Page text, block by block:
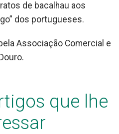
de bacalhau aos
dos portugueses.
Associação Comercial e
que lhe